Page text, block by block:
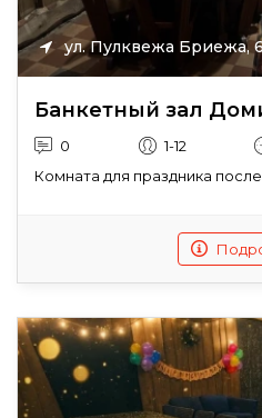
ул. Пулквежа Бриежа,
Банкетный зал
0 1-12
Комната для праздника после...